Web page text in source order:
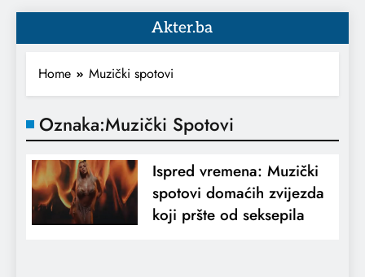
Akter.ba
Home Muzički spotovi
Oznaka:Muzički Spotovi
Ispred vremena: Muzički
spotovi domaćih zvijezda
koji pršte od seksepila